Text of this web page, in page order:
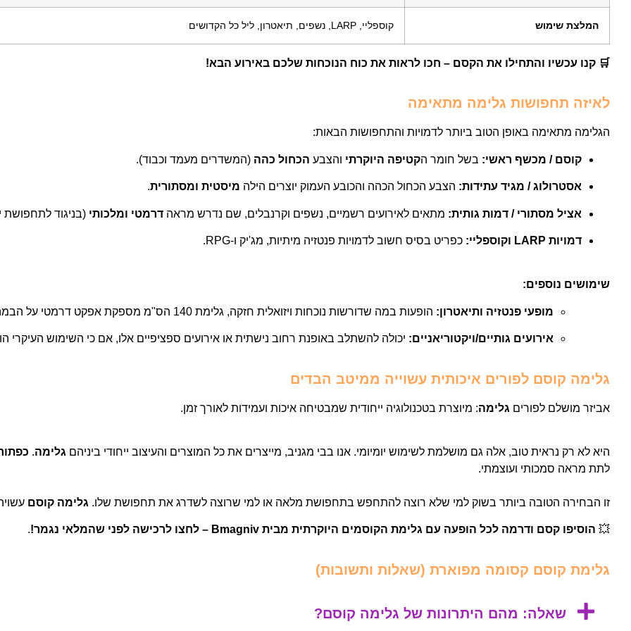
המלצת שימוש קוספליי, LARP, נשפים, תיאטרון, ליל כל הקדושים
🛒 קנו עכשיו והתחילו את הקסם – חכו לראות את כוח הנוכחות שלכם באירוע הבא!
לאיזה תחפושות גלימה מתאימה
הגלימה מתאימה באופן הטוב ביותר לדמויות והתחפושות הבאות:
קוסם / מכשף ראשי: בשל חומר הקטיפה היוקרתי והצבע הכחול כהה (המשדרים מעמד וכבוד).
אסטרולוג / מגיד עתידות: הצבע הכחול הכהה והכובע העמוק יוצרים הילה מיסטית ומסתורית.
אציל מסתורי / דמות גותית: מתאים לאירועים רשמיים, נשפים וקרנבלים, שם נדרש מראה דרמטי ומלכותי (בניגוד לתחפושת
דמויות LARP וקוספליי: כפריט בסיס חשוב לדמויות פנטזיה מיתיות, מג'יק ו-RPG.
שימושים נוספים:
מופעי פנטזיה ותיאטרון: הופעות במה שדורשות נוכחות ויזואלית חזקה, גלימת 140 הס"מ מספקת אפקט דרמטי על הבמה.
אירועים גותיים/ויקטוריאניים: יכולה להשתלב באופנת רחוב נישתית או אירועים ספציפיים אלו, אם כי השימוש העיקרי
גלימה קוסם לפורים איכותית עשוייה ממיטב הבדים
אביזר מושלם לפורים גלימה: מיוצרת בטכנולוגיה ייחודית שמבטיחה איכות ועמידות לאורך זמן.
היא לא רק נראית טוב, אלה גם מושלמת לשימוש יומיומי. אנו בבי מגניב, מייצרים את כל המוצרים והעיצוב ייחודי ביניהם גלימה.
לתת מראה סמכותי ועוצמתי.
זו הבחירה הטובה ביותר בשוק למי שלא רוצה להתחפש בתחפושת מלאה או למי שרוצה לשדרג את תחפושת שלו. גלימה קוסם
💥 הוסיפו קסם ודרמה לכל הופעה עם גלימת הקוסמים היוקרתית מבית Bmagniv – לחצו לרכישה לפני שהמלאי נגמר! .
גלימת קוסם קסומה מפוארת (שאלות ותשובות)
שאלה: מהם היתרונות של גלימה קוסם?